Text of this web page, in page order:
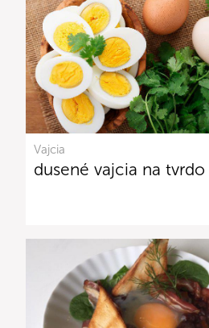
Vajcia
dusené vajcia na tvrdo